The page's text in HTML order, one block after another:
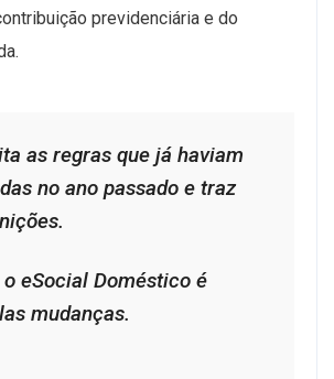
previdenciária e do
as regras que já haviam
no ano passado e traz
eSocial Doméstico é
mudanças.